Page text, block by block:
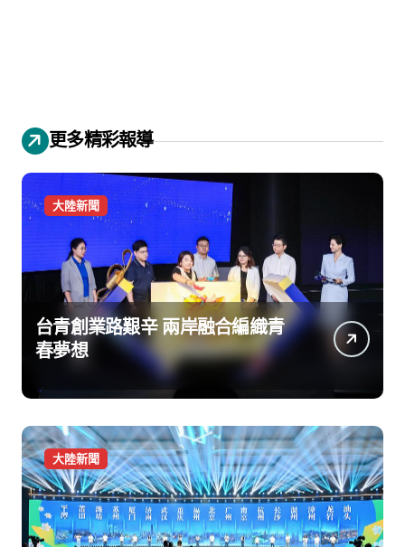
更多精彩報導
大陸新聞
台青創業路艱辛 兩岸融合編織青
春夢想
大陸新聞